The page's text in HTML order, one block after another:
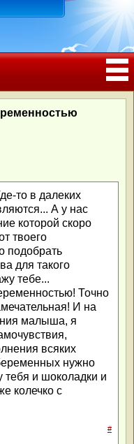
ЮБИЛЕЕМ
то в далеких
А у нас
которой скоро
твоего
подобрать
для такого
тебе...
Точно
И на
малыша, я
всяких
нужно
тебя и шоколадки и
колечко с
#